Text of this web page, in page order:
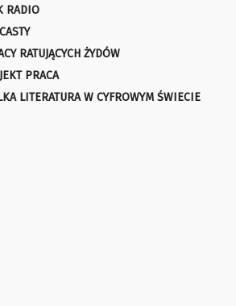
RADIO
RATUJĄCYCH ŻYDÓW
PRACA
LITERATURA W CYFROWYM ŚWIECIE